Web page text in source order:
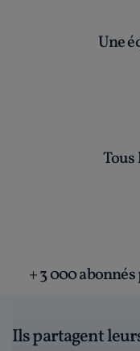
Une
Tous
+ 3 000
Ils partagent